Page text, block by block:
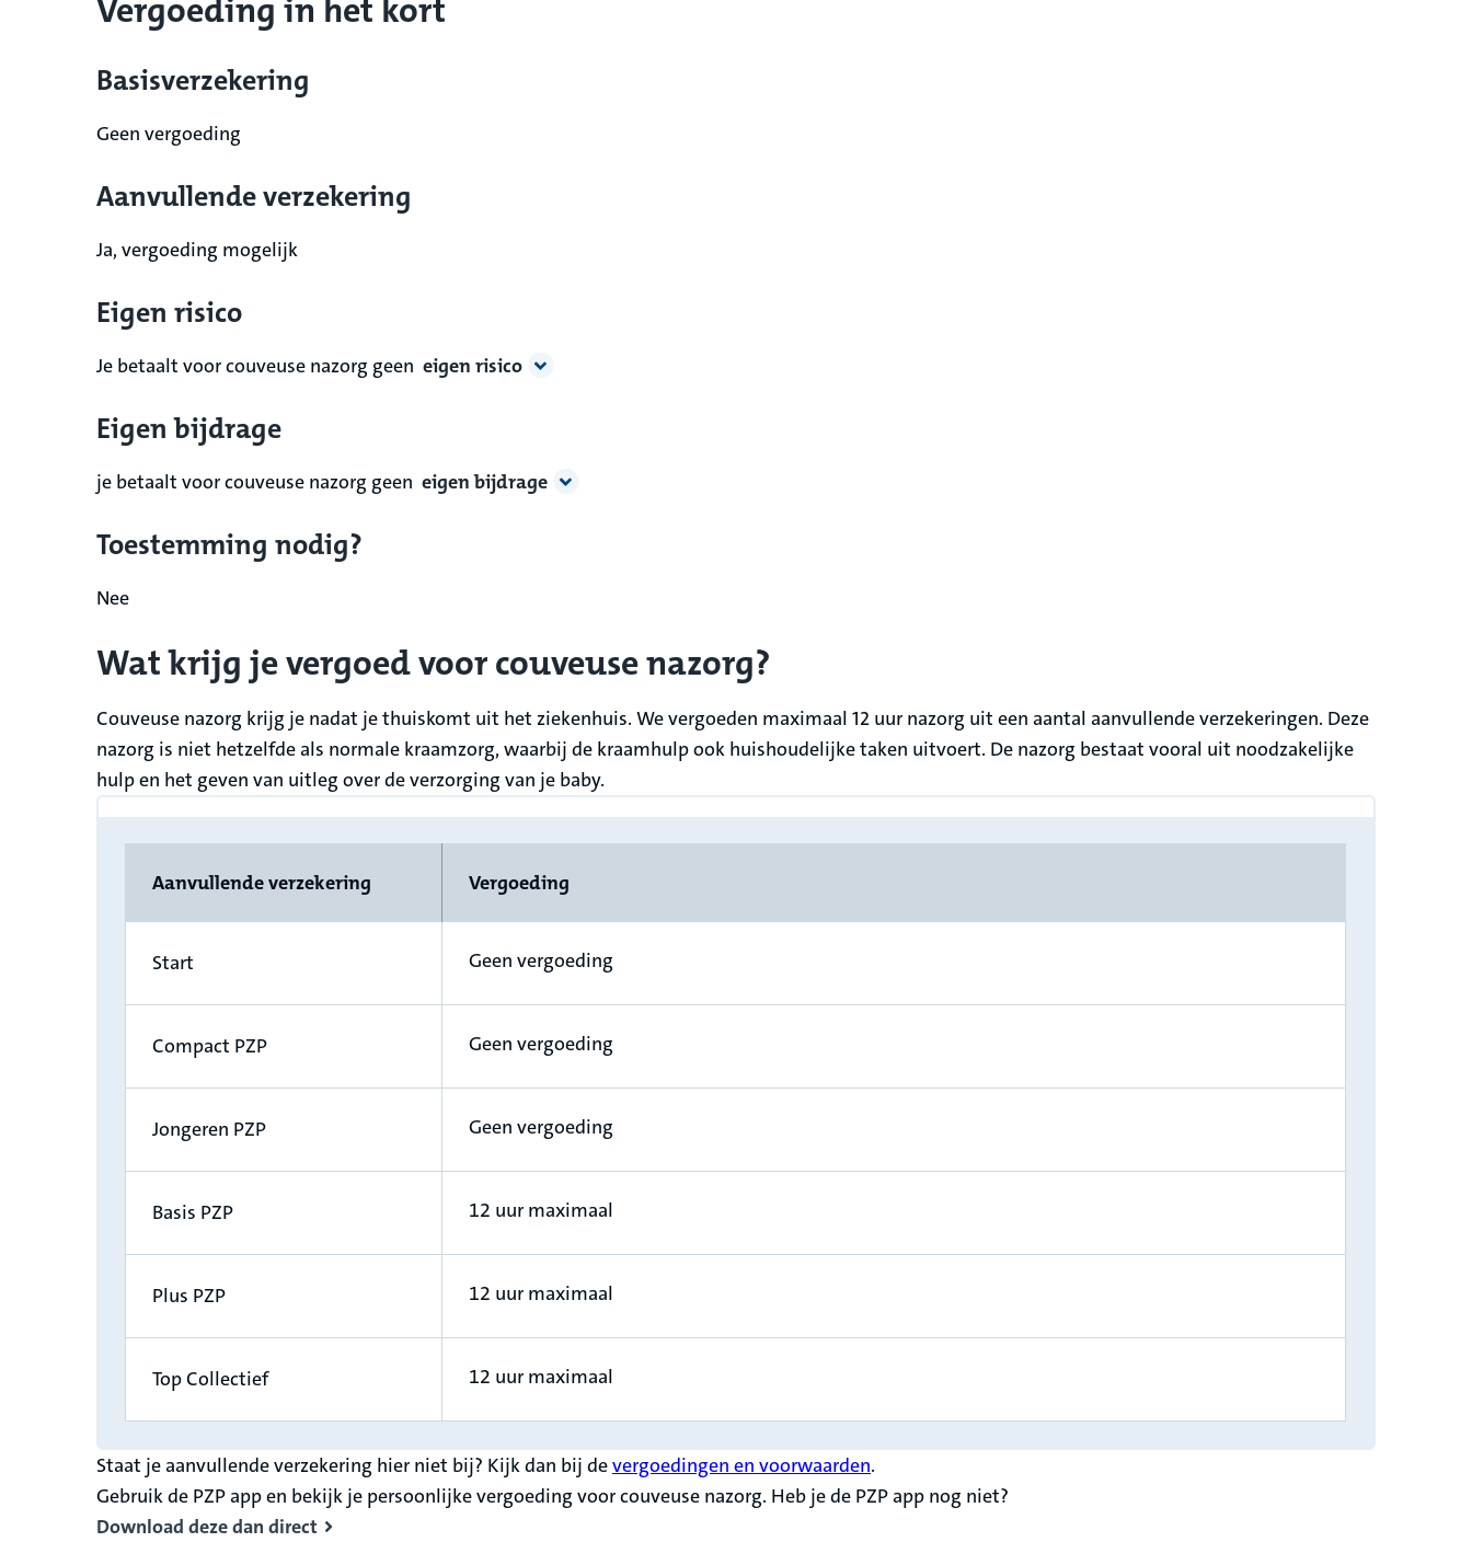
Vergoeding in het kort
Basisverzekering
Geen vergoeding
Aanvullende verzekering
Ja, vergoeding mogelijk
Eigen risico
Je betaalt voor couveuse nazorg geen eigen risico
Eigen bijdrage
je betaalt voor couveuse nazorg geen eigen bijdrage
Toestemming nodig?
Nee
Wat krijg je vergoed voor couveuse nazorg?
Couveuse nazorg krijg je nadat je thuiskomt uit het ziekenhuis. We vergoeden maximaal 12 uur nazorg uit een aantal aanvullende verzekeringen. Deze
nazorg is niet hetzelfde als normale kraamzorg, waarbij de kraamhulp ook huishoudelijke taken uitvoert. De nazorg bestaat vooral uit noodzakelijke
hulp en het geven van uitleg over de verzorging van je baby.
Aanvullende verzekering Vergoeding
Start Geen vergoeding
Compact PZP Geen vergoeding
Jongeren PZP Geen vergoeding
Basis PZP 12 uur maximaal
Plus PZP 12 uur maximaal
Top Collectief 12 uur maximaal
Staat je aanvullende verzekering hier niet bij? Kijk dan bij devergoedingen en voorwaarden.
Gebruik de PZP app en bekijk je persoonlijke vergoeding voor couveuse nazorg. Heb je de PZP app nog niet?
Download deze dan direct